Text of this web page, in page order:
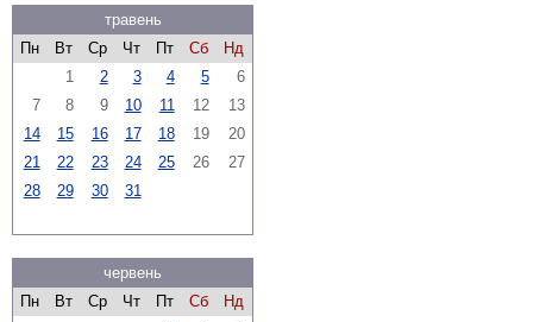
травень
Пн
Вт Ср Чт Пт Сб
Нд
1
2 3 4 5
6
7
8 9 10 11 12
13
14
15 16 17 18 19
20
21
22 23 24 25 26
27
28
29 30 31
червень
Пн
Вт Ср Чт Пт Сб
Нд